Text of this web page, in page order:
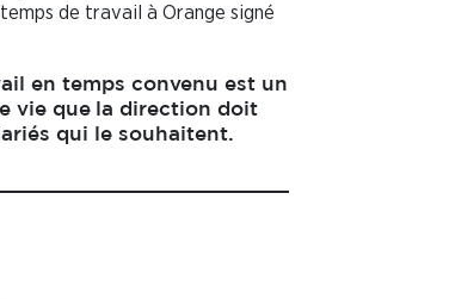
de travail à Orange signé
en temps convenu est un
vie que la direction doit
qui le souhaitent.